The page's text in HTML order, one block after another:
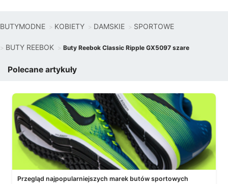
BUTYMODNE KOBIETY DAMSKIE SPORTOWE
BUTY REEBOK Buty Reebok Classic Ripple GX5097 szare
Polecane artykuły
Przegląd najpopularniejszych marek butów sportowych